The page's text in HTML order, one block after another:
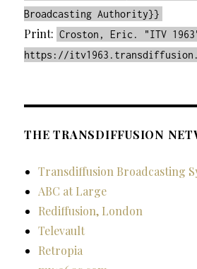
Broadcasting Authority}}
Print: Croston, Eric. "ITV
https://
THE TRANSDIFFUSION
Transdiffusion Broadcasting
ABC at Large
Rediffusion, London
Televault
Retropia